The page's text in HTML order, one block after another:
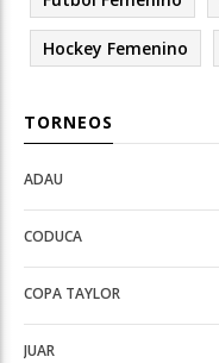
Hockey Femenino
TORNEOS
Open
Deportes
configuration
options
Open
configuration
options
ADAU
CODUCA
COPA TAYLOR
JUAR